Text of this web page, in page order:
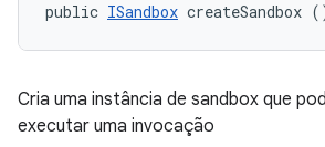
public ISandbox createSandbox
Cria uma instância de sandbox que
executar uma invocação